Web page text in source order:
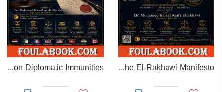
Prisoner of Perception: The El-Rakhawi Manifesto
EL-RAKHAWI MONOGRAPH on Diplomatic Immunities